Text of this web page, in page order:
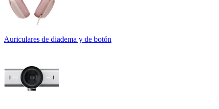
Auriculares de diadema y de botón